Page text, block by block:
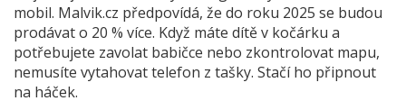
mobil. Malvik.cz předpovídá, že do roku 2025 se budou
prodávat o 20 % více. Když máte dítě v kočárku a
potřebujete zavolat babičce nebo zkontrolovat mapu,
nemusíte vytahovat telefon z tašky. Stačí ho připnout
na háček.